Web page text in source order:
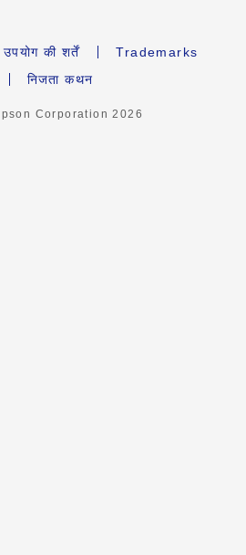
उपयोग की शर्तें
Trademarks
निजता कथन
Corporation2026